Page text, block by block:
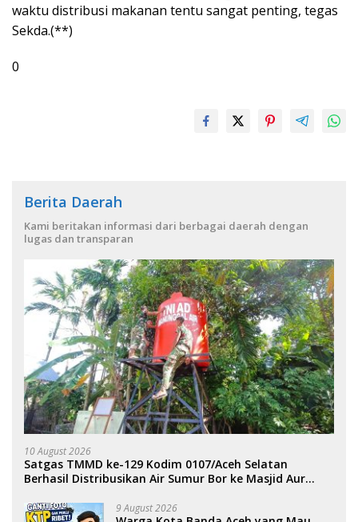
waktu distribusi makanan tentu sangat penting, tegas
Sekda.(**)
0
Berita Daerah
Kami beritakan informasi dari berbagai daerah dengan
lugas dan transparan
10 August 2026
Satgas TMMD ke-129 Kodim 0107/Aceh Selatan
Berhasil Distribusikan Air Sumur Bor ke Masjid Aur
9 August 2026